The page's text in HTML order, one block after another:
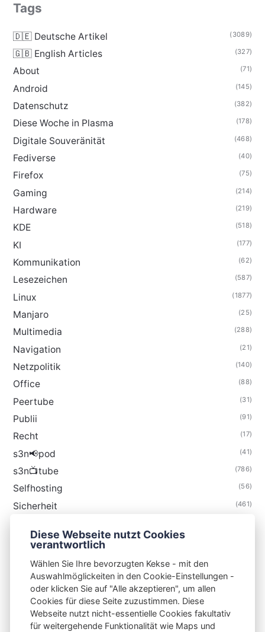
Tags
🇩🇪 Deutsche Artikel (3089)
🇬🇧 English Articles (327)
About (71)
Android (145)
Datenschutz (382)
Diese Woche in Plasma (178)
Digitale Souveränität (468)
Fediverse (40)
Firefox (75)
Gaming (214)
Hardware (219)
KDE (518)
KI (177)
Kommunikation (62)
Lesezeichen (587)
Linux (1877)
Manjaro (25)
Multimedia (288)
Navigation (21)
Netzpolitik (140)
Office (88)
Peertube (31)
Publii (91)
Recht (17)
s3n📢pod (41)
s3n📺tube (786)
Selfhosting (56)
Sicherheit (461)
Thunderbird
S3N🧩NET
Diese Webseite nutzt Cookies
verantwortlich
Wählen Sie Ihre bevorzugten Kekse - mit den
Auswahlmöglickeiten in den Cookie-Einstellungen -
oder klicken Sie auf "Alle akzeptieren", um allen
Cookies für diese Seite zuzustimmen. Diese
Webseite nutzt nicht-essentielle Cookies fakultativ
für weitergehende Funktionalität wie Maps und